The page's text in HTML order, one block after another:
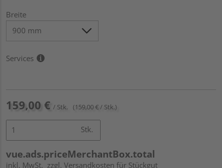
Breite
Services
159,00 € / Stk. (159,00 € / Stk.)
Stk.
vue.ads.priceMerchantBox.total
inkl. MwSt. zzgl. Versandkosten für Stückgut